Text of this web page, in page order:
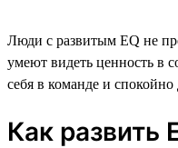
Люди с развитым EQ не
умеют видеть ценность в
себя в команде и
Как развить